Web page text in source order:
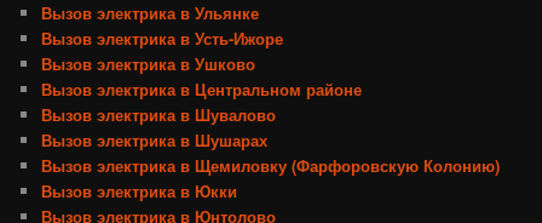
Вызов электрика в Ульянке
Вызов электрика в Усть-Ижоре
Вызов электрика в Ушково
Вызов электрика в Центральном районе
Вызов электрика в Шувалово
Вызов электрика в Шушарах
Вызов электрика в Щемиловку (Фарфоровскую Колонию)
Вызов электрика в Юкки
Вызов электрика в Юнтолово